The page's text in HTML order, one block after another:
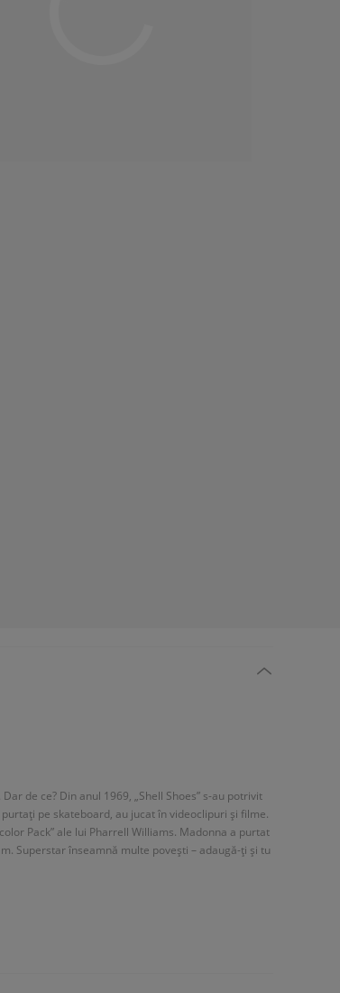
de ce? Din anul 1969, „Shell Shoes” s-au potrivit
pe skateboard, au jucat în videoclipuri și filme.
Pack” ale lui Pharrell Williams. Madonna a purtat
Superstar înseamnă multe povești – adaugă-ți și tu